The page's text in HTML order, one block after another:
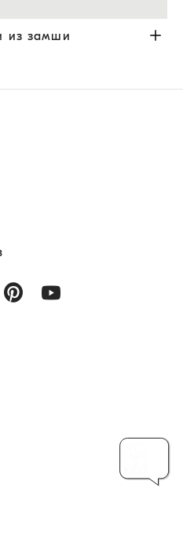
замши Слоновая Кость
из замши